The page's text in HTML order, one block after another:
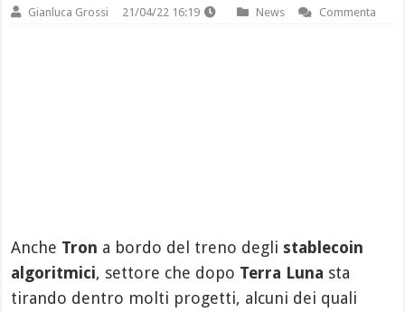
Gianluca Grossi 21/04/22 16:19 News Commenta
Anche Tron a bordo del treno degli stablecoin
algoritmici, settore che dopo Terra Luna sta
tirando dentro molti progetti, alcuni dei quali